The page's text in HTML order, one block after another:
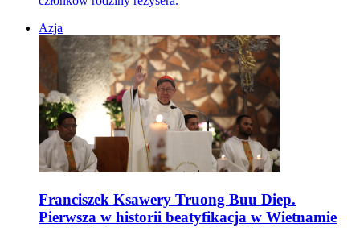
Azja
Franciszek Ksawery Truong Buu Diep.
Pierwsza w historii beatyfikacja w Wietnamie